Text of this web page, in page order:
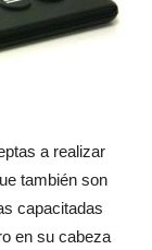
a realizar
también son
capacitadas
en su cabeza